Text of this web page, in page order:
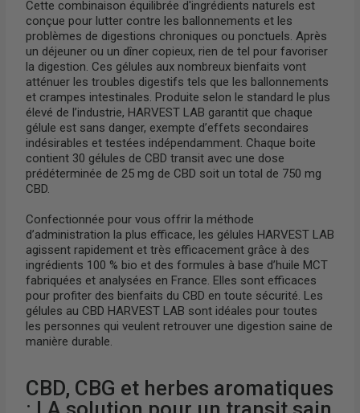
Cette combinaison équilibrée d'ingrédients naturels est
conçue pour lutter contre les ballonnements et les
problèmes de digestions chroniques ou ponctuels. Après
un déjeuner ou un dîner copieux, rien de tel pour favoriser
la digestion. Ces gélules aux nombreux bienfaits vont
atténuer les troubles digestifs tels que les ballonnements
et crampes intestinales. Produite selon le standard le plus
élevé de l’industrie, HARVEST LAB garantit que chaque
gélule est sans danger, exempte d’effets secondaires
indésirables et testées indépendamment. Chaque boite
contient 30 gélules de CBD transit avec une dose
prédéterminée de 25 mg de CBD soit un total de 750 mg
CBD.
Confectionnée pour vous offrir la méthode
d’administration la plus efficace, les gélules HARVEST LAB
agissent rapidement et très efficacement grâce à des
ingrédients 100 % bio et des formules à base d’huile MCT
fabriquées et analysées en France. Elles sont efficaces
pour profiter des bienfaits du CBD en toute sécurité. Les
gélules au CBD HARVEST LAB sont idéales pour toutes
les personnes qui veulent retrouver une digestion saine de
manière durable.
CBD, CBG et herbes aromatiques